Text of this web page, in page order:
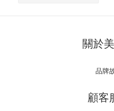
關於
品牌
顧客